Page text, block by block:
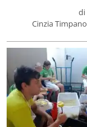
di
Cinzia Timpano